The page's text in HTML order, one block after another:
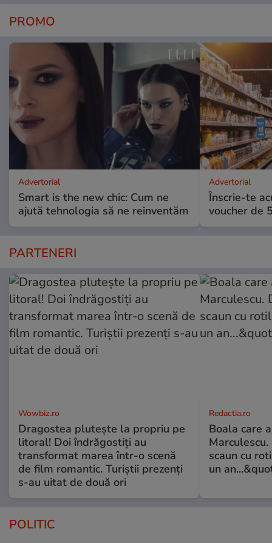
PROMO
Advertorial
Smart is the new chic: Cum ne
ajută tehnologia să ne reinventăm
Advertorial
Înscrie-te
voucher de
PARTENERI
Wowbiz.ro
Dragostea plutește la propriu pe
litoral! Doi îndrăgostiți au
transformat marea într-o scenă
de film romantic. Turiștii prezenți
s-au uitat de două ori
Redactia.ro
Boala care
scaun cu
un
POLITIC